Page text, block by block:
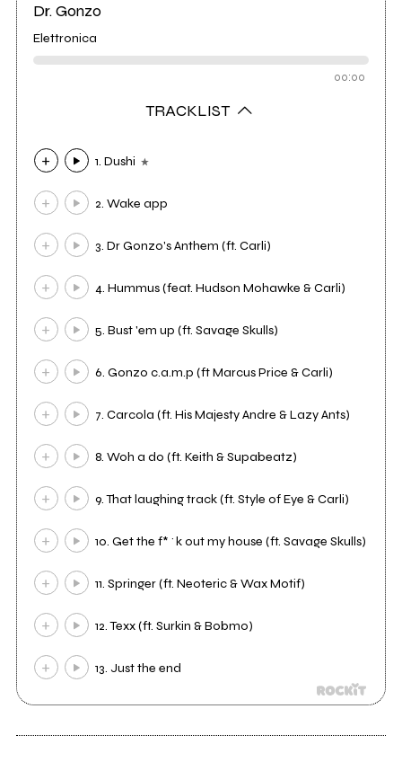
Dr. Gonzo
Elettronica
00:00
TRACKLIST
1. Dushi
2. Wake app
3. Dr Gonzo's Anthem (ft. Carli)
4. Hummus (feat. Hudson Mohawke & Carli)
5. Bust 'em up (ft. Savage Skulls)
6. Gonzo c.a.m.p (ft Marcus Price & Carli)
7. Carcola (ft. His Majesty Andre & Lazy Ants)
8. Woh a do (ft. Keith & Supabeatz)
9. That laughing track (ft. Style of Eye & Carli)
10. Get the f*^k out my house (ft. Savage Skulls)
11. Springer (ft. Neoteric & Wax Motif)
12. Texx (ft. Surkin & Bobmo)
13. Just the end